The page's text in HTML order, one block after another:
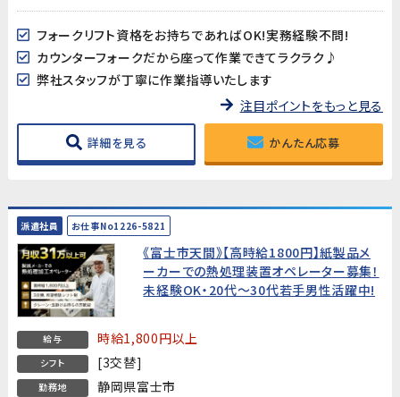
フォークリフト資格をお持ちであればOK!実務経験不問!
カウンターフォークだから座って作業できてラクラク♪
弊社スタッフが丁寧に作業指導いたします
注目ポイントをもっと見る
詳細を見る かんたん応募
派遣社員 お仕事No1226-5821
《富士市天間》【高時給1800円】紙製品メ
ーカーでの熱処理装置オペレーター募集！
未経験OK・20代～30代若手男性活躍中!
給与 時給1,800円以上
シフト [3交替]
勤務地 静岡県富士市